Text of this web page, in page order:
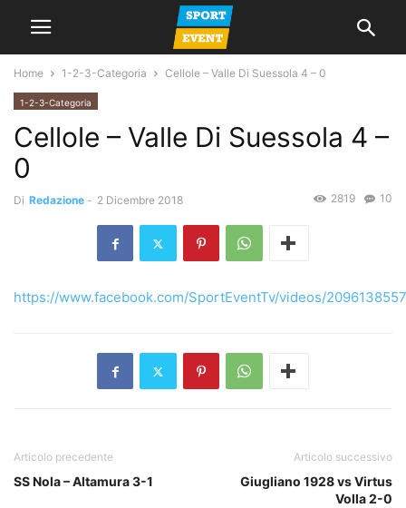
Home 1-2-3-Categoria Cellole – Valle Di Suessola 4 – 0
1-2-3-Categoria
Cellole – Valle Di Suessola 4 –
0
Di Redazione - 2 Dicembre 2018 10
2819
https://www.facebook.com/SportEventTv/videos/
Articolo precedente
SS Nola – Altamura 3-1
Articolo successivo
Giugliano 1928 vs Virtus
Volla 2-0